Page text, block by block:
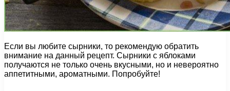
Если вы любите сырники, то рекомендую обратить
внимание на данный рецепт. Сырники с яблоками
получаются не только очень вкусными, но и невероятно
аппетитными, ароматными. Попробуйте!